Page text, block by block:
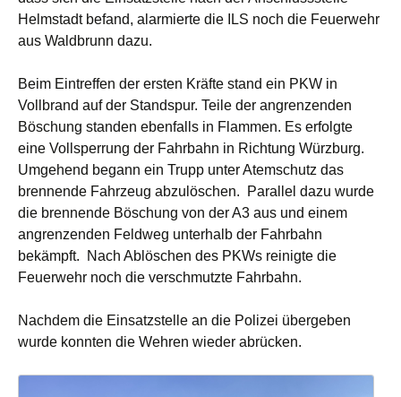
Helmstadt befand, alarmierte die ILS noch die Feuerwehr
aus Waldbrunn dazu.
Beim Eintreffen der ersten Kräfte stand ein PKW in
Vollbrand auf der Standspur. Teile der angrenzenden
Böschung standen ebenfalls in Flammen. Es erfolgte
eine Vollsperrung der Fahrbahn in Richtung Würzburg.
Umgehend begann ein Trupp unter Atemschutz das
brennende Fahrzeug abzulöschen. Parallel dazu wurde
die brennende Böschung von der A3 aus und einem
angrenzenden Feldweg unterhalb der Fahrbahn
bekämpft.
Nach Ablöschen des PKWs reinigte die
Feuerwehr noch die verschmutzte Fahrbahn.
Nachdem die Einsatzstelle an die Polizei übergeben
wurde konnten die Wehren wieder abrücken.